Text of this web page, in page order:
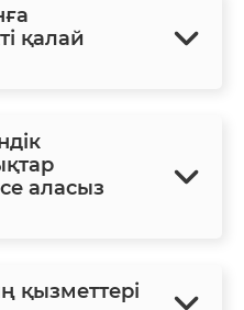
қалай
аласыз
қызметтері